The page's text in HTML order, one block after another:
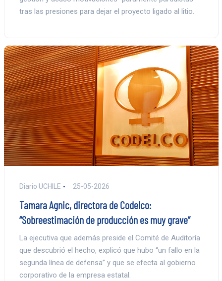
tras las presiones para dejar el proyecto ligado al litio.
Diario UCHILE 25-05-2026
Tamara Agnic, directora de Codelco:
“Sobreestimación de producción es muy grave”
La ejecutiva que además preside el Comité de Auditoría
que descubrió el hecho, explicó que hubo “un fallo en la
segunda línea de defensa” y que se efecta al gobierno
corporativo de la empresa estatal.